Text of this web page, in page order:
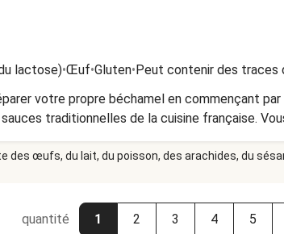
lactose)•Œuf•Gluten•Peut contenir des traces
votre propre béchamel en commençant
traditionnelles de la cuisine française.
des œufs, du lait, du poisson, des arachides, du
quantité 1 2 3 4 5